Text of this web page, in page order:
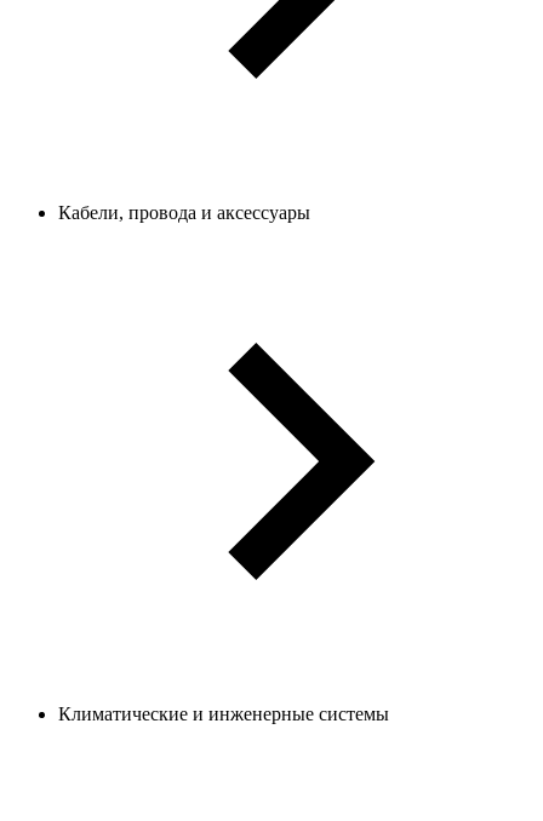
Кабели, провода и аксессуары
Климатические и инженерные системы